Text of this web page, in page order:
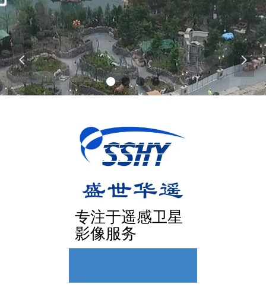
넳 넲
专注于遥感卫星
影像服务